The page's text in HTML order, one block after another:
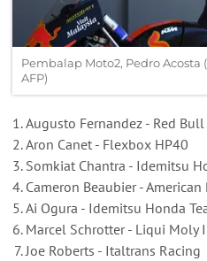
Pembalap Moto2, Pedro Acosta
AFP)
Augusto Fernandez - Red Bull
Aron Canet - Flexbox HP40
Somkiat Chantra - Idemitsu
Cameron Beaubier - American
Ai Ogura - Idemitsu Honda
Marcel Schrotter - Liqui Moly
Joe Roberts - Italtrans Racing